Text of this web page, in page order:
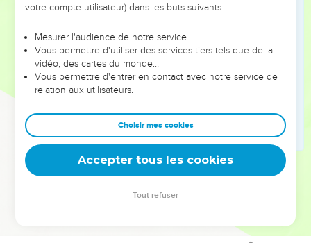
Mais des jours viendront où l'époux leur sera ôté ; alors ils
Il leur dit aussi une parabole : Personne ne met une pièce
d'un habit neuf à un vieil habit ; autrement, le neuf déchire le
vieux, et la pièce prise du neuf ne s'accorde pas avec le
vieux.
Personne non plus ne met le vin nouveau dans de vieux
vaisseaux ; autrement le vin nouveau romprait les vaisseaux,
et se répandrait, et les vaisseaux seraient perdus.
Mais le vin nouveau se met dans des vaisseaux neufs, et
votre compte utilisateur) dans les buts suivants :
Mesurer l'audience de notre service
Vous permettre d'utiliser des services tiers tels que de la
vidéo, des cartes du monde…
Vous permettre d'entrer en contact avec notre service de
relation aux utilisateurs.
Choisir mes cookies
Accepter tous les cookies
Tout refuser